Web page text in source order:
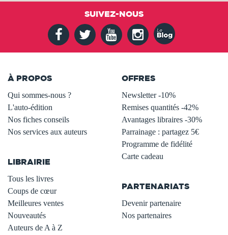
SUIVEZ-NOUS
À PROPOS
Qui sommes-nous ?
L'auto-édition
Nos fiches conseils
Nos services aux auteurs
LIBRAIRIE
Tous les livres
Coups de cœur
Meilleures ventes
Nouveautés
Auteurs de A à Z
OFFRES
Newsletter -10%
Remises quantités -42%
Avantages libraires -30%
Parrainage : partagez 5€
Programme de fidélité
Carte cadeau
PARTENARIATS
Devenir partenaire
Nos partenaires